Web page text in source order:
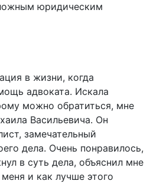
юридическим
в жизни, когда
адвоката. Искала
можно обратиться, мне
Васильевича. Он
замечательный
дела. Очень понравилось,
в суть дела, объяснил мне
и как лучше этого